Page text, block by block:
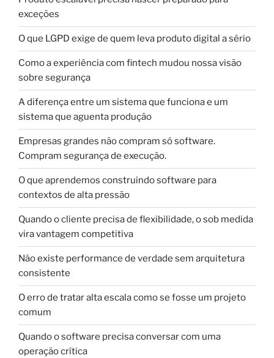
exceções
O que LGPD exige de quem leva produto digital a sério
Como a experiência com fintech mudou nossa visão
sobre segurança
A diferença entre um sistema que funciona e um
sistema que aguenta produção
Empresas grandes não compram só software.
Compram segurança de execução.
O que aprendemos construindo software para
contextos de alta pressão
Quando o cliente precisa de flexibilidade, o sob medida
vira vantagem competitiva
Não existe performance de verdade sem arquitetura
consistente
O erro de tratar alta escala como se fosse um projeto
comum
Quando o software precisa conversar com uma
operação crítica